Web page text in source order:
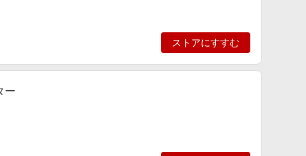
ストアにすすむ
ー